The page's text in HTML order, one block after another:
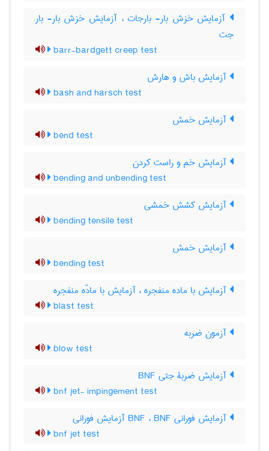
آزمایش خزش بار- بارجات ، آزمایش خزش بار- بار
جت
barr-bardgett creep test
آزمایش باش و هارش
bash and harsch test
آزمایش خمش
bend test
آزمایش خم و راست کردن
bending and unbending test
آزمایش کشش خمشی
bending tensile test
آزمایش خمش
bending test
آزمایش با ماده منفجره ، آزمایش با مادّه منفجره
blast test
آزمون ضربه
blow test
آزمایش ضربۀ جتی BNF
bnf jet- impingement test
آزمایش فورانی BNF ، BNF آزمایش فورانی
bnf jet test